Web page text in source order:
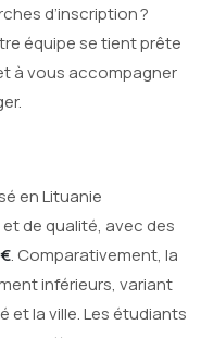
d’inscription ?
équipe se tient prête
à vous accompagner
en Lituanie
de qualité, avec des
. Comparativement, la
inférieurs, variant
et la ville. Les étudiants